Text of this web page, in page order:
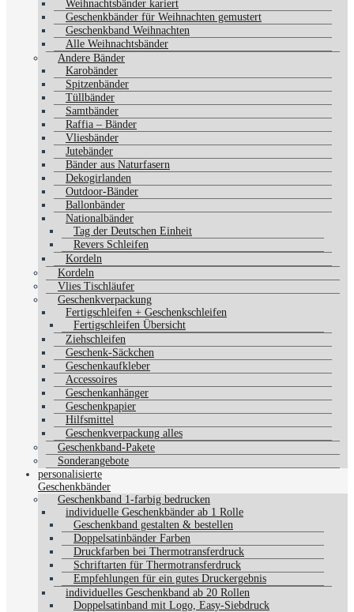
Weihnachtsbänder kariert
Geschenkbänder für Weihnachten gemustert
Geschenkband Weihnachten
Alle Weihnachtsbänder
Andere Bänder
Karobänder
Spitzenbänder
Tüllbänder
Samtbänder
Raffia – Bänder
Vliesbänder
Jutebänder
Bänder aus Naturfasern
Dekogirlanden
Outdoor-Bänder
Ballonbänder
Nationalbänder
Tag der Deutschen Einheit
Revers Schleifen
Kordeln
Kordeln
Vlies Tischläufer
Geschenkverpackung
Fertigschleifen + Geschenkschleifen
Fertigschleifen Übersicht
Ziehschleifen
Geschenk-Säckchen
Geschenkaufkleber
Accessoires
Geschenkanhänger
Geschenkpapier
Hilfsmittel
Geschenkverpackung alles
Geschenkband-Pakete
Sonderangebote
personalisierte
Geschenkbänder
Geschenkband 1-farbig bedrucken
individuelle Geschenkbänder ab 1 Rolle
Geschenkband gestalten & bestellen
Doppelsatinbänder Farben
Druckfarben bei Thermotransferdruck
Schriftarten für Thermotransferdruck
Empfehlungen für ein gutes Druckergebnis
individuelles Geschenkband ab 20 Rollen
Doppelsatinband mit Logo, Easy-Siebdruck